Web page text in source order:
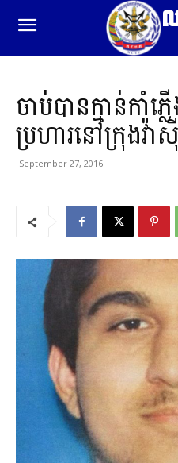
ចាប់បានក្មាន់កាំភ្
ប្រហារនៅក្រុងវ៉
September 27, 2016